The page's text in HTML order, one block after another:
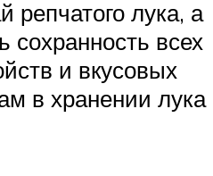
репчатого лука, а
сохранность всех
и вкусовых
в хранении лука